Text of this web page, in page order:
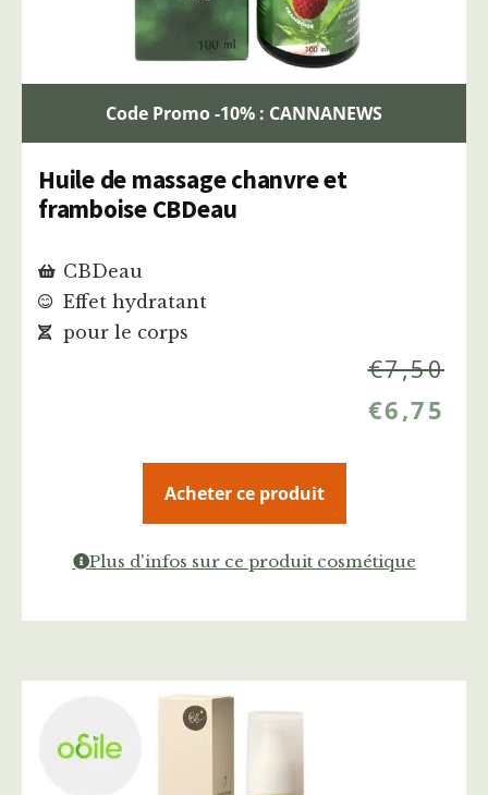
Code Promo -10% : CANNANEWS
Huile de massage chanvre et
framboise CBDeau
CBDeau
Effet hydratant
pour le corps
€7,50
€6,75
Acheter ce produit
Plus d'infos sur ce produit cosmétique